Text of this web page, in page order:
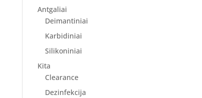
Antgaliai
Deimantiniai
Karbidiniai
Silikoniniai
Kita
Clearance
Dezinfekcija